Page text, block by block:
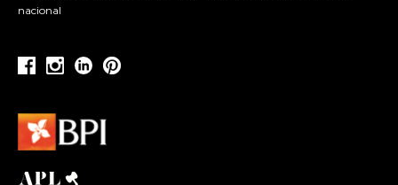
nacional